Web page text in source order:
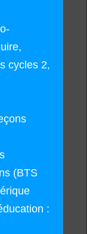
cycles 2,
(BTS
: